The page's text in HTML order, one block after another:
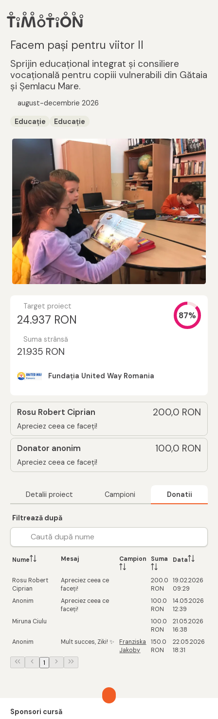
Facem pași pentru viitor II
Sprijin educațional integrat și consiliere
vocațională pentru copiii vulnerabili din Gătaia
și Șemlacu Mare.
august-decembrie 2026
Educație Educație
Target proiect
24.937 RON 87%
Suma strânsă
21.935 RON
Fundația United Way Romania
Rosu Robert Ciprian 200,0 RON
Apreciez ceea ce faceți!
Donator anonim 100,0 RON
Apreciez ceea ce faceți!
Detalii proiect Campioni Donatii
Filtrează după
Nume Mesaj Campion Suma Data
Rosu Robert
Ciprian
Apreciez ceea ce
faceți!
200.0
RON
19.02.2026
09:29
Anonim
Apreciez ceea ce
faceți!
100.0
RON
14.05.2026
12:39
Miruna Ciulu
100.0
RON
21.05.2026
16:38
Anonim
Mult succes, Ziki! ✨️
Franziska
Jakoby
150.0
RON
22.05.2026
18:31
1
Sponsori cursă